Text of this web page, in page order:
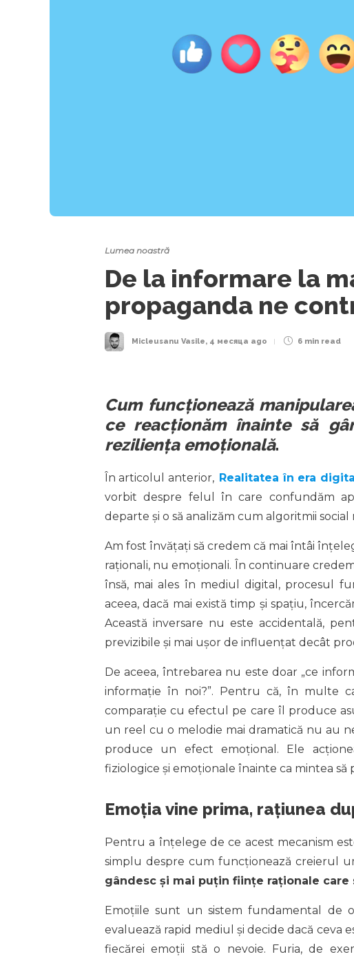
Lumea noastră
De la informare la
propaganda ne
Micleusanu Vasile, 4 месяца ago 6 min read
Cum funcționează
ce reacționăm înainte să
reziliența emoțională.
În articolul anterior, Realitatea în era
vorbit despre felul în care confundăm
departe și o să analizăm cum algoritmii
Am fost învățați să credem că mai întâi
raționali, nu emoționali. În continuare
însă, mai ales în mediul digital, procesul
aceea, dacă mai există timp și spațiu,
Această inversare nu este accidentală,
previzibile și mai ușor de influențat decât
De aceea, întrebarea nu este doar „ce
informație în noi?”. Pentru că, în multe
comparație cu efectul pe care îl produce
un reel cu o melodie mai dramatică nu au
produce un efect emoțional. Ele
fiziologice și emoționale înainte ca mintea să
Emoția vine prima, rațiunea
Pentru a înțelege de ce acest mecanism
simplu despre cum funcționează creierul
gândesc și mai puțin ființe raționale care
Emoțiile sunt un sistem fundamental de
evaluează rapid mediul și decide dacă ceva
fiecărei emoții stă o nevoie. Furia, de